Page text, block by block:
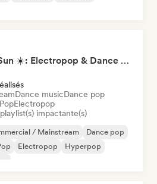
Midnight Sun ☀️: Electropop & Dance Pop
Dance musicDance pop
Electropop
impactante(s)
/ Mainstream
Dance pop
Electropop
Hyperpop